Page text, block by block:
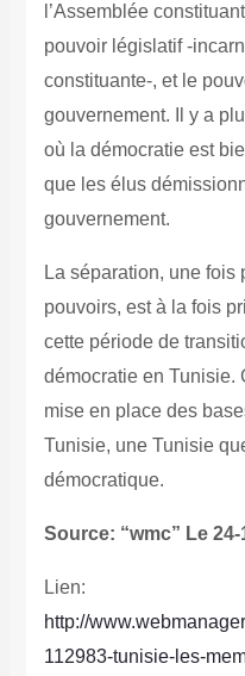
l’Assemblée
pouvoir législatif -
constituante-, et le
gouvernement. Il y a
où la démocratie est
que les élus
gouvernement.
La séparation, une fois
pouvoirs, est à la fois
cette période de
démocratie en Tunisie.
mise en place des
Tunisie, une Tunisie
démocratique.
Source: “wmc” Le 24-
Lien:
http://
112983-tunisie-les-